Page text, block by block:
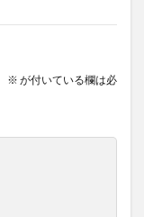
※ が付いている欄は必